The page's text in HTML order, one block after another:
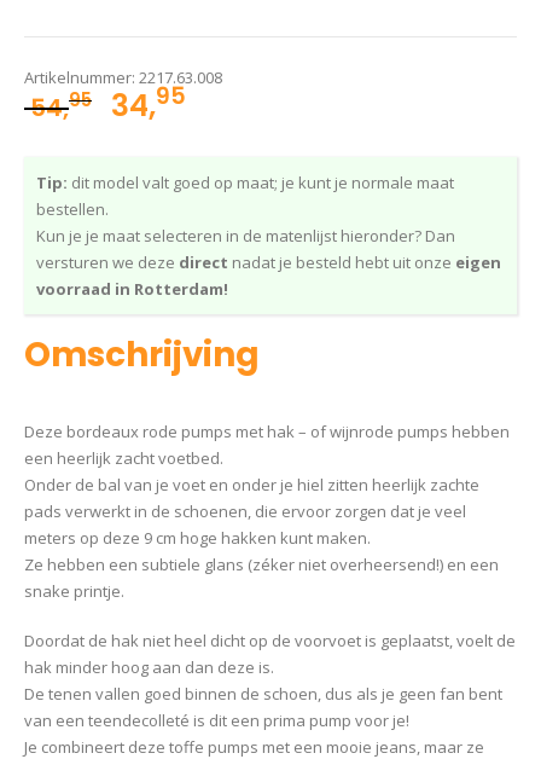
Artikelnummer: 2217.63.008
54,95 Oorspronkelijke
54,95.
34,95
34,95.
Tip: dit model valt goed op maat; je kunt je normale maat
bestellen.
Kun je je maat selecteren in de matenlijst hieronder? Dan
versturen we deze direct nadat je besteld hebt uit onze eigen
voorraad in Rotterdam!
Omschrijving
Deze bordeaux rode pumps met hak – of wijnrode pumps hebben
een heerlijk zacht voetbed.
Onder de bal van je voet en onder je hiel zitten heerlijk zachte
pads verwerkt in de schoenen, die ervoor zorgen dat je veel
meters op deze 9 cm hoge hakken kunt maken.
Ze hebben een subtiele glans (zéker niet overheersend!) en een
snake printje.
Doordat de hak niet heel dicht op de voorvoet is geplaatst, voelt de
hak minder hoog aan dan deze is.
De tenen vallen goed binnen de schoen, dus als je geen fan bent
van een teendecolleté is dit een prima pump voor je!
Je combineert deze toffe pumps met een mooie jeans, maar ze